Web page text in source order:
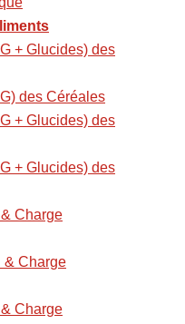
+ Glucides) des
des Céréales
+ Glucides) des
+ Glucides) des
Charge
& Charge
Charge